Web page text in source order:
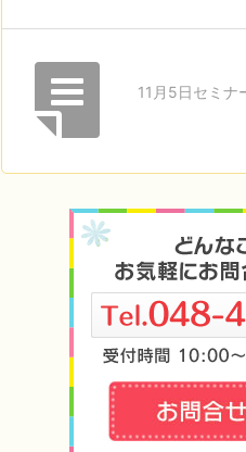
11月5日セミナ